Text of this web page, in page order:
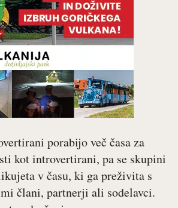
porabijo več časa za
kot introvertirani, pa se skupini
v času, ki ga preživita s
člani, partnerji ali sodelavci.